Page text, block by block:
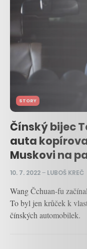
STORY
Čínský bijec
auta
Muskovi na
10. 7. 2022– LUBOŠ KREČ
Wang Čchuan-fu
To byl jen krůček k
čínských automobilek.